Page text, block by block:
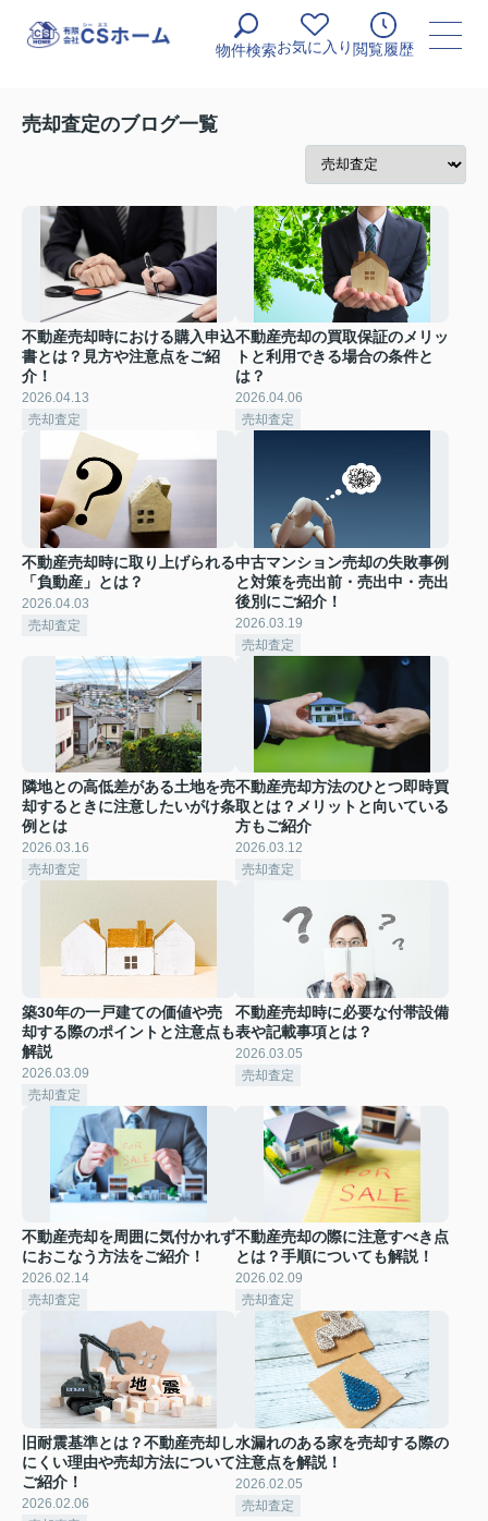
物件検索お気に入り 閲覧履歴
売却査定のブログ一覧
不動産売却時における購入申込
書とは？見方や注意点をご紹
介！
2026.04.13
売却査定
不動産売却の買取保証のメリッ
トと利用できる場合の条件と
は？
2026.04.06
売却査定
不動産売却時に取り上げられる
「負動産」とは？
2026.04.03
売却査定
中古マンション売却の失敗事例
と対策を売出前・売出中・売出
後別にご紹介！
2026.03.19
売却査定
隣地との高低差がある土地を売
却するときに注意したいがけ条
例とは
2026.03.16
売却査定
不動産売却方法のひとつ即時買
取とは？メリットと向いている
方もご紹介
2026.03.12
売却査定
築30年の一戸建ての価値や売
却する際のポイントと注意点も
解説
2026.03.09
売却査定
不動産売却時に必要な付帯設備
表や記載事項とは？
2026.03.05
売却査定
不動産売却を周囲に気付かれず
におこなう方法をご紹介！
2026.02.14
売却査定
不動産売却の際に注意すべき点
とは？手順についても解説！
2026.02.09
売却査定
旧耐震基準とは？不動産売却し
にくい理由や売却方法について
ご紹介！
2026.02.06
水漏れのある家を売却する際の
注意点を解説！
2026.02.05
売却査定